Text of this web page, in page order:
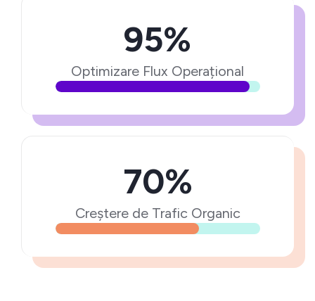
95%
Optimizare Flux Operațional
70%
Creștere de Trafic Organic